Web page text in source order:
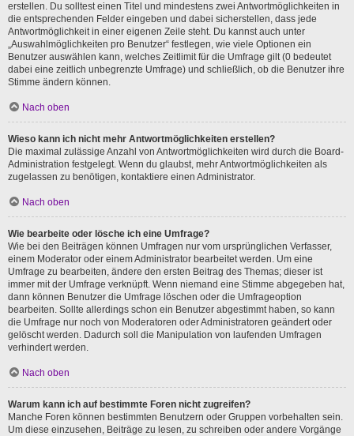
erstellen. Du solltest einen Titel und mindestens zwei Antwortmöglichkeiten in
die entsprechenden Felder eingeben und dabei sicherstellen, dass jede
Antwortmöglichkeit in einer eigenen Zeile steht. Du kannst auch unter
„Auswahlmöglichkeiten pro Benutzer“ festlegen, wie viele Optionen ein
Benutzer auswählen kann, welches Zeitlimit für die Umfrage gilt (0 bedeutet
dabei eine zeitlich unbegrenzte Umfrage) und schließlich, ob die Benutzer ihre
Stimme ändern können.
Nach oben
Wieso kann ich nicht mehr Antwortmöglichkeiten erstellen?
Die maximal zulässige Anzahl von Antwortmöglichkeiten wird durch die Board-
Administration festgelegt. Wenn du glaubst, mehr Antwortmöglichkeiten als
zugelassen zu benötigen, kontaktiere einen Administrator.
Nach oben
Wie bearbeite oder lösche ich eine Umfrage?
Wie bei den Beiträgen können Umfragen nur vom ursprünglichen Verfasser,
einem Moderator oder einem Administrator bearbeitet werden. Um eine
Umfrage zu bearbeiten, ändere den ersten Beitrag des Themas; dieser ist
immer mit der Umfrage verknüpft. Wenn niemand eine Stimme abgegeben hat,
dann können Benutzer die Umfrage löschen oder die Umfrageoption
bearbeiten. Sollte allerdings schon ein Benutzer abgestimmt haben, so kann
die Umfrage nur noch von Moderatoren oder Administratoren geändert oder
gelöscht werden. Dadurch soll die Manipulation von laufenden Umfragen
verhindert werden.
Nach oben
Warum kann ich auf bestimmte Foren nicht zugreifen?
Manche Foren können bestimmten Benutzern oder Gruppen vorbehalten sein.
Um diese einzusehen, Beiträge zu lesen, zu schreiben oder andere Vorgänge